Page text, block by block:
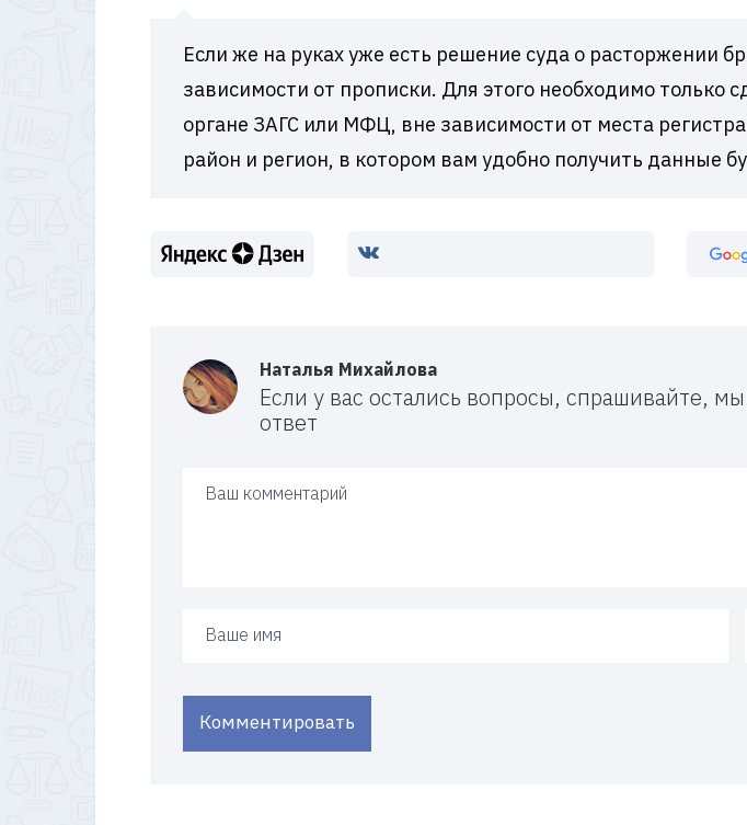
Если же на руках уже есть решение суда о расторжении
зависимости от прописки. Для этого необходимо только
органе ЗАГС или МФЦ, вне зависимости от места
район и регион, в котором вам удобно получить данные
Наталья Михайлова
Если у вас остались вопросы, спрашивайте,
ответ
Комментировать